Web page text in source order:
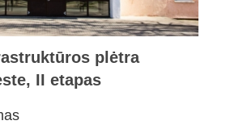
plėtra
II etapas